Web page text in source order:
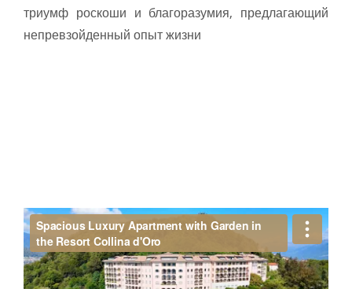
триумф роскоши и благоразумия, предлагающий
непревзойденный опыт жизни